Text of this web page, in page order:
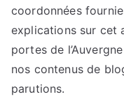
coordonnées
explications sur cet
portes de
nos contenus de
parutions.